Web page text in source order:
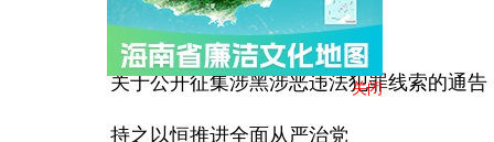
除作风之弊 兴实干之风
关于公开征集涉黑涉恶违法犯罪线索的通告
持之以恒推进全面从严治党